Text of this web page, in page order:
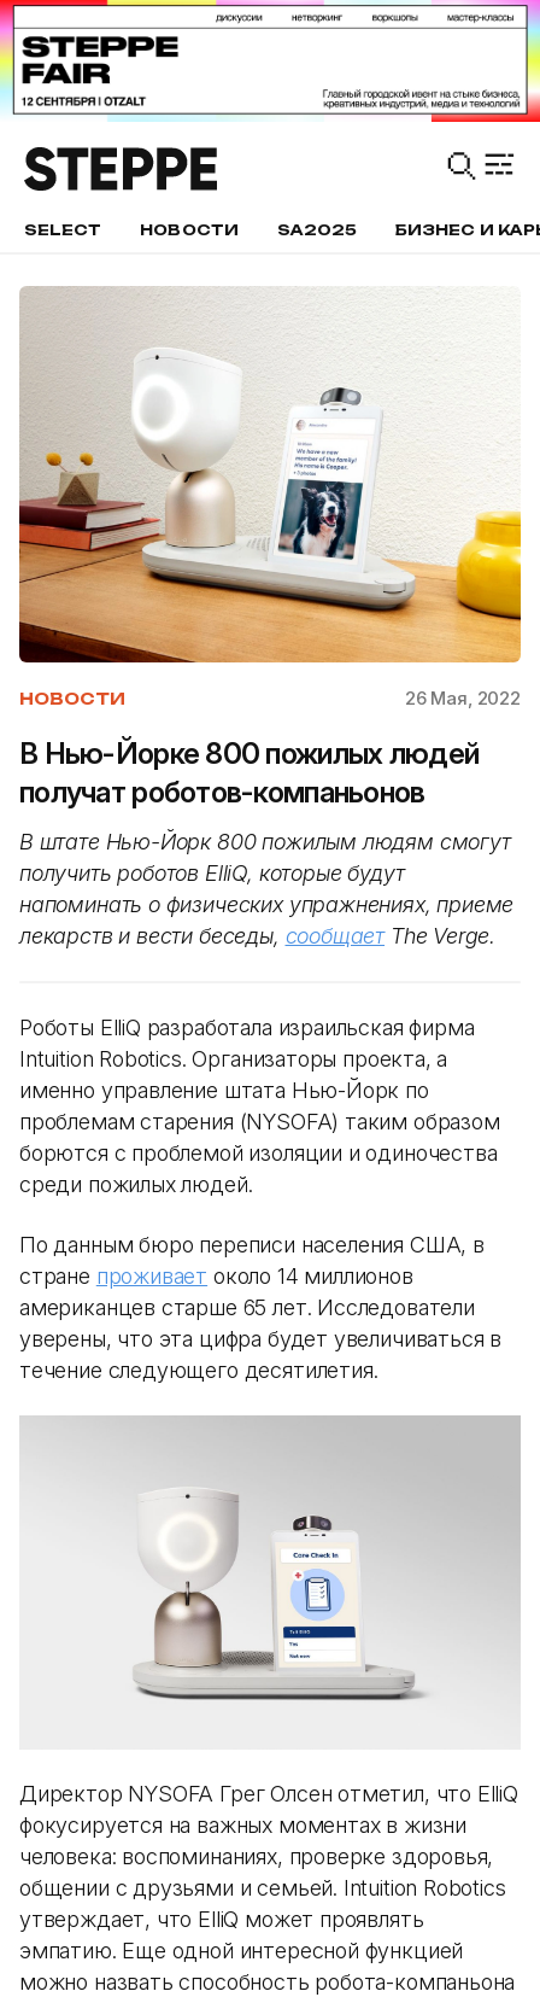
SELECT НОВОСТИ SA2025 БИЗНЕС И
НОВОСТИ 26 Мая, 2022
В Нью-Йорке 800 пожилых людей
получат роботов-компаньонов
В штате Нью-Йорк 800 пожилым людям смогут
получить роботов ElliQ, которые будут
напоминать о физических упражнениях, приеме
лекарств и вести беседы, сообщаетThe Verge.
Роботы ElliQ разработала израильская фирма
Intuition Robotics. Организаторы проекта, а
именно управление штата Нью-Йорк по
проблемам старения (NYSOFA) таким образом
борются с проблемой изоляции и одиночества
среди пожилых людей.
По данным бюро переписи населения США, в
стране проживает около 14 миллионов
американцев старше 65 лет. Исследователи
уверены, что эта цифра будет увеличиваться в
течение следующего десятилетия.
Директор NYSOFA Грег Олсен отметил, что ElliQ
фокусируется на важных моментах в жизни
человека: воспоминаниях, проверке здоровья,
общении с друзьями и семьей. Intuition Robotics
утверждает, что ElliQ может проявлять
эмпатию. Еще одной интересной функцией
можно назвать способность робота-компаньона